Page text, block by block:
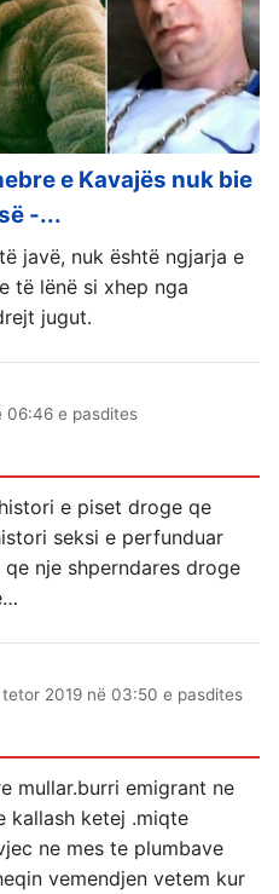
e Kavajës nuk bie
-...
javë, nuk është ngjarja e
të lënë si xhep nga
jugut.
06:46 e pasdites
e piset droge qe
seksi e perfunduar
nje shperndares droge
tetor 2019 në 03:50 e pasdites
mullar.burri emigrant ne
kallash ketej .miqte
ne mes te plumbave
vemendjen vetem kur